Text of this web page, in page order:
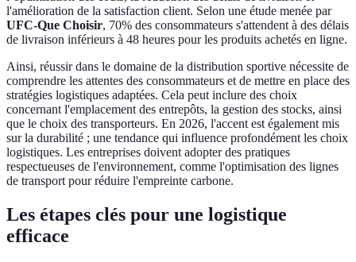
l'amélioration de la satisfaction client. Selon une étude menée par
UFC-Que Choisir, 70% des consommateurs s'attendent à des délais
de livraison inférieurs à 48 heures pour les produits achetés en ligne.
Ainsi, réussir dans le domaine de la distribution sportive nécessite de
comprendre les attentes des consommateurs et de mettre en place des
stratégies logistiques adaptées. Cela peut inclure des choix
concernant l'emplacement des entrepôts, la gestion des stocks, ainsi
que le choix des transporteurs. En 2026, l'accent est également mis
sur la durabilité ; une tendance qui influence profondément les choix
logistiques. Les entreprises doivent adopter des pratiques
respectueuses de l'environnement, comme l'optimisation des lignes
de transport pour réduire l'empreinte carbone.
Les étapes clés pour une logistique
efficace